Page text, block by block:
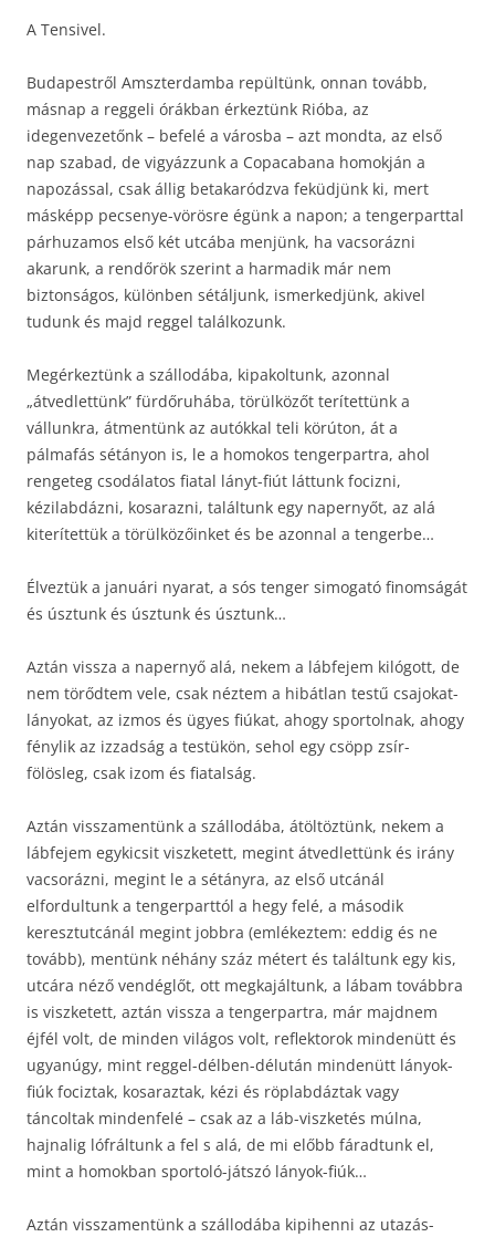
A Tensivel.
Budapestről Amszterdamba repültünk, onnan tovább,
másnap a reggeli órákban érkeztünk Rióba, az
idegenvezetőnk – befelé a városba – azt mondta, az első
nap szabad, de vigyázzunk a Copacabana homokján a
napozással, csak állig betakaródzva feküdjünk ki, mert
másképp pecsenye-vörösre égünk a napon; a tengerparttal
párhuzamos első két utcába menjünk, ha vacsorázni
akarunk, a rendőrök szerint a harmadik már nem
biztonságos, különben sétáljunk, ismerkedjünk, akivel
tudunk és majd reggel találkozunk.
Megérkeztünk a szállodába, kipakoltunk, azonnal
„átvedlettünk” fürdőruhába, törülközőt terítettünk a
vállunkra, átmentünk az autókkal teli körúton, át a
pálmafás sétányon is, le a homokos tengerpartra, ahol
rengeteg csodálatos fiatal lányt-fiút láttunk focizni,
kézilabdázni, kosarazni, találtunk egy napernyőt, az alá
kiterítettük a törülközőinket és be azonnal a tengerbe…
Élveztük a januári nyarat, a sós tenger simogató finomságát
és úsztunk és úsztunk és úsztunk…
Aztán vissza a napernyő alá, nekem a lábfejem kilógott, de
nem törődtem vele, csak néztem a hibátlan testű csajokat-
lányokat, az izmos és ügyes fiúkat, ahogy sportolnak, ahogy
fénylik az izzadság a testükön, sehol egy csöpp zsír-
fölösleg, csak izom és fiatalság.
Aztán visszamentünk a szállodába, átöltöztünk, nekem a
lábfejem egykicsit viszketett, megint átvedlettünk és irány
vacsorázni, megint le a sétányra, az első utcánál
elfordultunk a tengerparttól a hegy felé, a második
keresztutcánál megint jobbra (emlékeztem: eddig és ne
tovább), mentünk néhány száz métert és találtunk egy kis,
utcára néző vendéglőt, ott megkajáltunk, a lábam továbbra
is viszketett, aztán vissza a tengerpartra, már majdnem
éjfél volt, de minden világos volt, reflektorok mindenütt és
ugyanúgy, mint reggel-délben-délután mindenütt lányok-
fiúk fociztak, kosaraztak, kézi és röplabdáztak vagy
táncoltak mindenfelé – csak az a láb-viszketés múlna,
hajnalig lófráltunk a fel s alá, de mi előbb fáradtunk el,
mint a homokban sportoló-játszó lányok-fiúk…
Aztán visszamentünk a szállodába kipihenni az utazás-